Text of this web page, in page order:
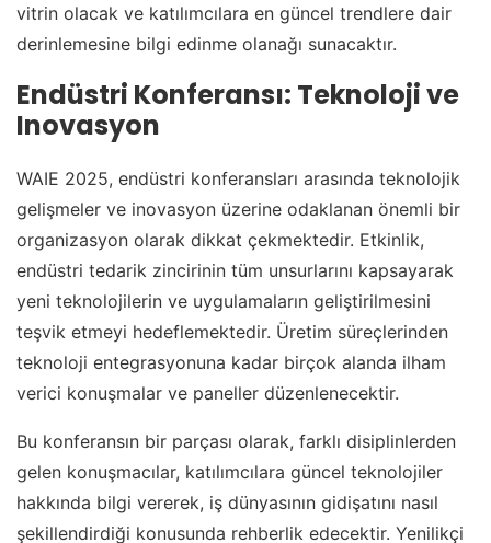
vitrin olacak ve katılımcılara en güncel trendlere dair
derinlemesine bilgi edinme olanağı sunacaktır.
Endüstri Konferansı: Teknoloji ve
Inovasyon
WAIE 2025, endüstri konferansları arasında teknolojik
gelişmeler ve inovasyon üzerine odaklanan önemli bir
organizasyon olarak dikkat çekmektedir. Etkinlik,
endüstri tedarik zincirinin tüm unsurlarını kapsayarak
yeni teknolojilerin ve uygulamaların geliştirilmesini
teşvik etmeyi hedeflemektedir. Üretim süreçlerinden
teknoloji entegrasyonuna kadar birçok alanda ilham
verici konuşmalar ve paneller düzenlenecektir.
Bu konferansın bir parçası olarak, farklı disiplinlerden
gelen konuşmacılar, katılımcılara güncel teknolojiler
hakkında bilgi vererek, iş dünyasının gidişatını nasıl
şekillendirdiği konusunda rehberlik edecektir. Yenilikçi